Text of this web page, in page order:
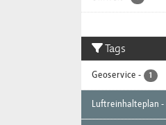
Tags
Geoservice - 1
Luftreinhalteplan -